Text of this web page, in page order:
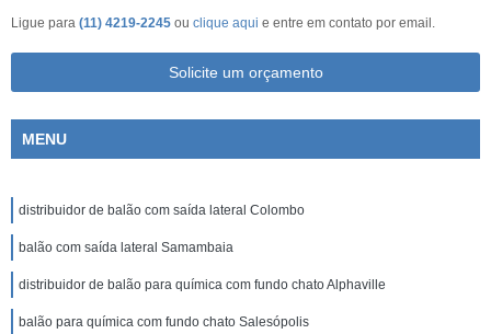
Ligue para (11) 4219-2245 ou clique aqui e entre em contato por email.
Solicite um orçamento
MENU
distribuidor de balão com saída lateral Colombo
balão com saída lateral Samambaia
distribuidor de balão para química com fundo chato Alphaville
balão para química com fundo chato Salesópolis